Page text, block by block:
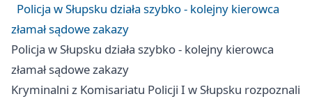
Policja w Słupsku działa szybko - kolejny kierowca
złamał sądowe zakazy
Policja w Słupsku działa szybko - kolejny kierowca
złamał sądowe zakazy
Kryminalni z Komisariatu Policji I w Słupsku rozpoznali